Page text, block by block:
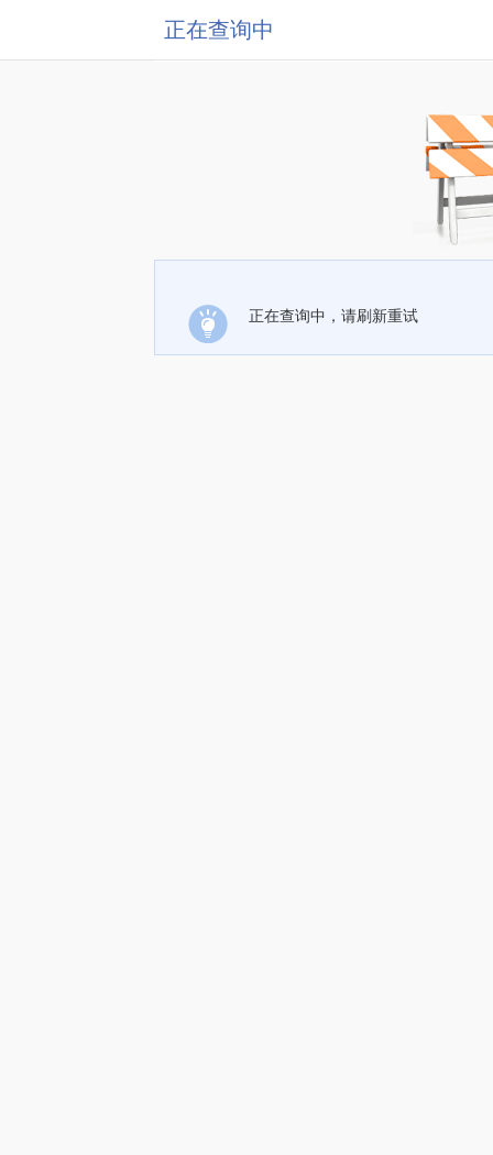
正在查询中
正在查询中，请刷新重试